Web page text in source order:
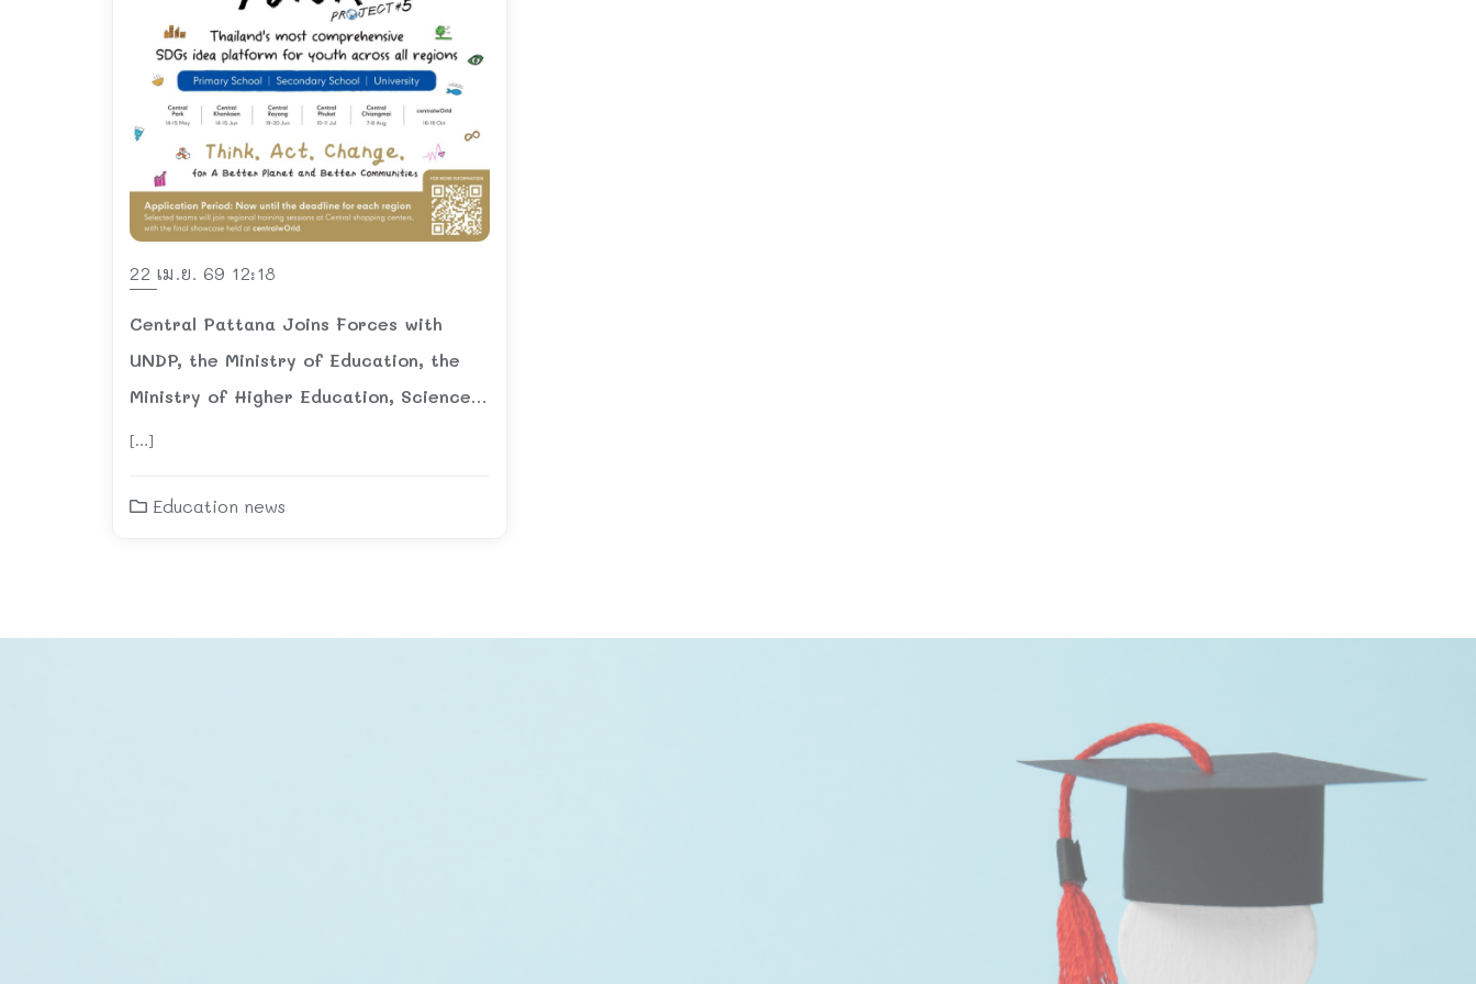
22 เม.ย. 69 12:18
Central Pattana Joins Forces with
UNDP, the Ministry of Education, the
Ministry of Higher Education, Science,
Research and Innovation, and Partners
2026: Futures Near Me”
[…]
Education news